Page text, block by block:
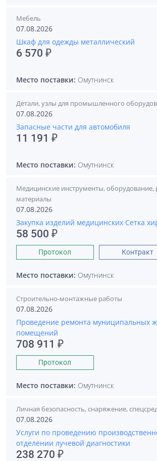
Мебель
07.08.2026
Шкаф для одежды металлический
6 570 ₽
Место поставки: Омутнинск
Детали, узлы для промышленного
07.08.2026
Запасные части для автомобиля
11 191 ₽
Место поставки: Омутнинск
Медицинские инструменты, оборудование,
материалы
07.08.2026
Закупка изделий медицинских Сетка
58 500 ₽
Протокол Контракт
Место поставки: Омутнинск
Строительно-монтажные работы
07.08.2026
Проведение ремонта муниципальных
помещений
708 911 ₽
Протокол
Место поставки: Омутнинск
Личная безопасность, снаряжение,
07.08.2026
Услуги по проведению
отделении лучевой диагностики
238 270 ₽